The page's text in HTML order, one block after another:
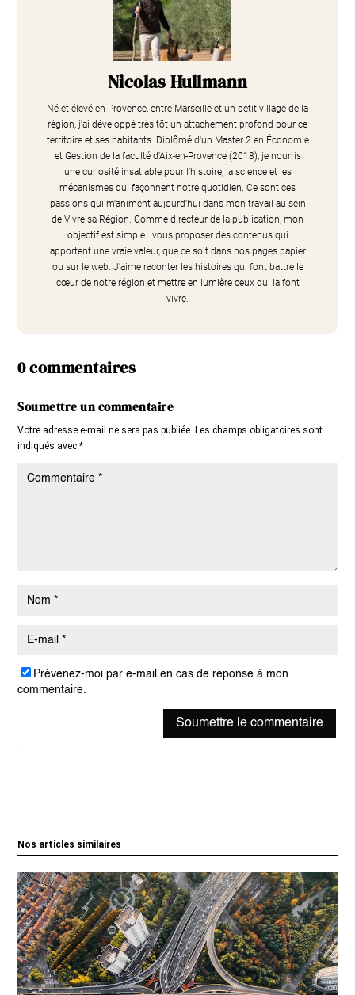
Nicolas Hullmann
Né et élevé en Provence, entre Marseille et un petit village de la
région, j'ai développé très tôt un attachement profond pour ce
territoire et ses habitants. Diplômé d'un Master 2 en Économie
et Gestion de la faculté d'Aix-en-Provence (2018), je nourris
une curiosité insatiable pour l'histoire, la science et les
mécanismes qui façonnent notre quotidien. Ce sont ces
passions qui m'animent aujourd'hui dans mon travail au sein
de Vivre sa Région. Comme directeur de la publication, mon
objectif est simple : vous proposer des contenus qui
apportent une vraie valeur, que ce soit dans nos pages papier
ou sur le web. J'aime raconter les histoires qui font battre le
cœur de notre région et mettre en lumière ceux qui la font
vivre.
0 commentaires
Soumettre un commentaire
Votre adresse e-mail ne sera pas publiée. Les champs obligatoires sont
indiqués avec*
Prévenez-moi par e-mail en cas de réponse à mon
commentaire.
Soumettre le commentaire
Nos articles similaires